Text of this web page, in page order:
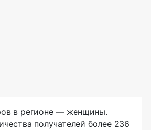
в регионе — женщины.
получателей более 236